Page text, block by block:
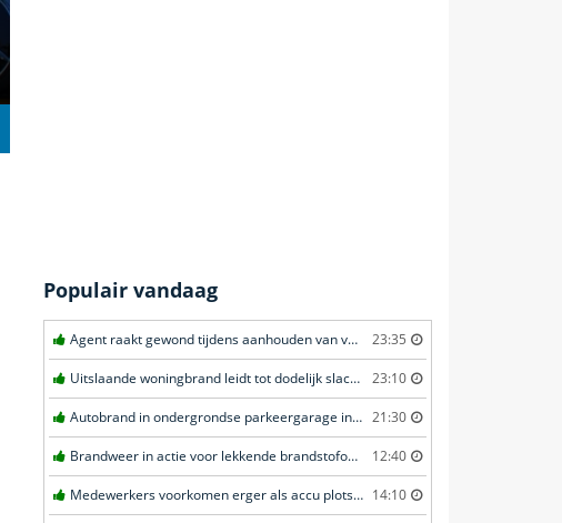
Populair vandaag
Agent raakt gewond tijdens aanhouden van verdachte in Amsterdam 23:35
Uitslaande woningbrand leidt tot dodelijk slachtoffer in Rotterdam 23:10
Autobrand in ondergrondse parkeergarage in Rhenen 21:30
Brandweer in actie voor lekkende brandstofoplegger in Stroe 12:40
Medewerkers voorkomen erger als accu plots in brand vliegt in Amersfoort 14:10